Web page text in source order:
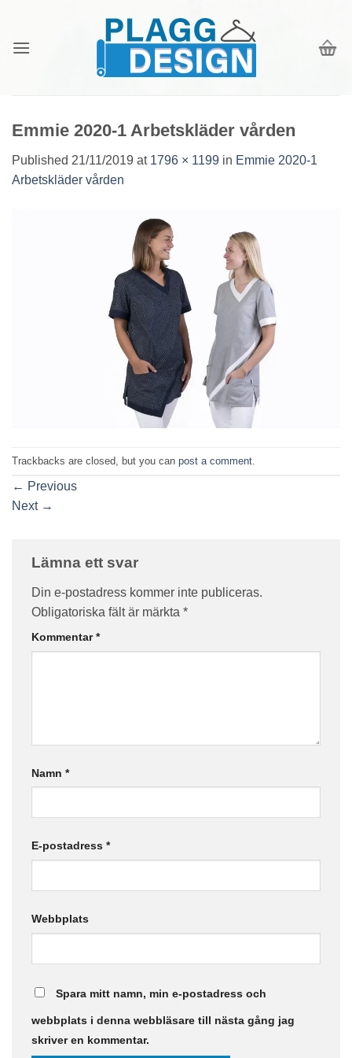
content
Emmie 2020-1 Arbetskläder vården
Published 21/11/2019 at 1796 × 1199 in Emmie 2020-1
Arbetskläder vården
Trackbacks are closed, but you can post a comment
← Previous
Next →
Lämna ett svar
Din e-postadress kommer inte publiceras.
Obligatoriska fält är märkta *
Kommentar*
Namn *
E-postadress *
Webbplats
Spara mitt namn, min e-postadress och
webbplats i denna webbläsare till nästa gång jag
skriver en kommentar.